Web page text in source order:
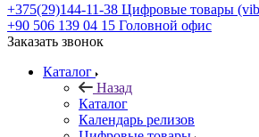
+375(29)144-11-38 Цифровые товары
+90 506 139 04 15 Головной офис
Заказать звонок
Каталог
Назад
Каталог
Календарь релизов